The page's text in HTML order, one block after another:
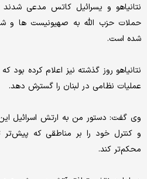
نتانیاهو و یسرائیل کاتس مدعی
حملات حزب الله به صهیونیست ها و
شده است.
نتانیاهو روز گذشته نیز اعلام کرده بود
عملیات نظامی در لبنان را گسترش دهد.
وی گفت: دستور من به ارتش اسرائیل
و کنترل خود را بر مناطقی که پیش‌تر
محکم‌تر کند.